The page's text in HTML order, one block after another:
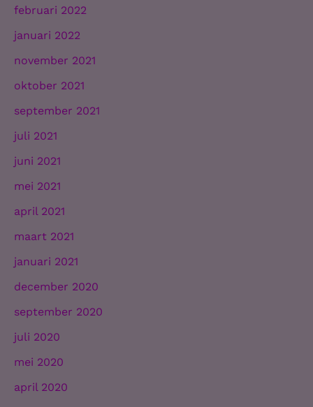
februari 2022
januari 2022
november 2021
oktober 2021
september 2021
juli 2021
juni 2021
mei 2021
april 2021
maart 2021
januari 2021
december 2020
september 2020
juli 2020
mei 2020
april 2020